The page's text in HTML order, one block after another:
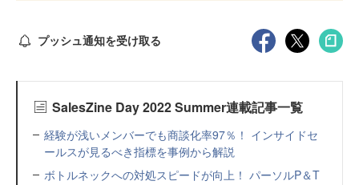
プッシュ通知を受け取る
SalesZine Day 2022 Summer連載記事一覧
経験が浅いメンバーでも商談化率97％！ インサイドセ
ールスが見るべき指標を事例から解説
ボトルネックへの対処スピードが向上！ パーソルP＆T